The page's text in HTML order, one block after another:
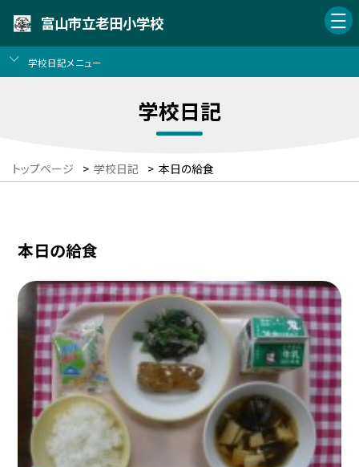
富山市立老田小学校
学校日記メニュー
学校日記
トップページ > 学校日記 > 本日の給食
本日の給食